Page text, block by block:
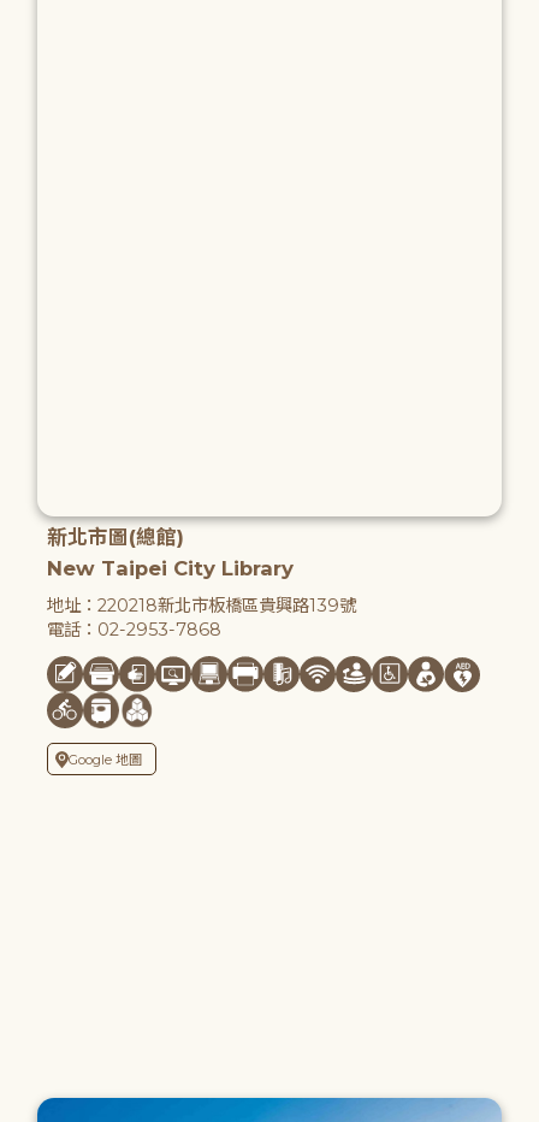
新北市圖(總館)
New Taipei City Library
地址：220218新北市板橋區貴興路139號
電話：02-2953-7868
Google 地圖